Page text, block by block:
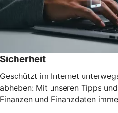
Sicherheit
Geschützt im Internet
abheben: Mit unseren Tipps
Finanzen und Finanzdaten